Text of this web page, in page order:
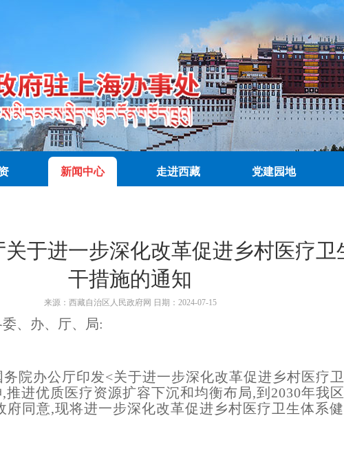
新闻中心 走进西藏 党建园地
于进一步深化改革促进乡村医疗卫
干措施的通知
来源： 西藏自治区人民政府网 日期： 2024-07-15
、办、厅、局:
院办公厅印发<关于进一步深化改革促进乡村医疗
推进优质医疗资源扩容下沉和均衡布局,到2030年我
同意,现将进一步深化改革促进乡村医疗卫生体系